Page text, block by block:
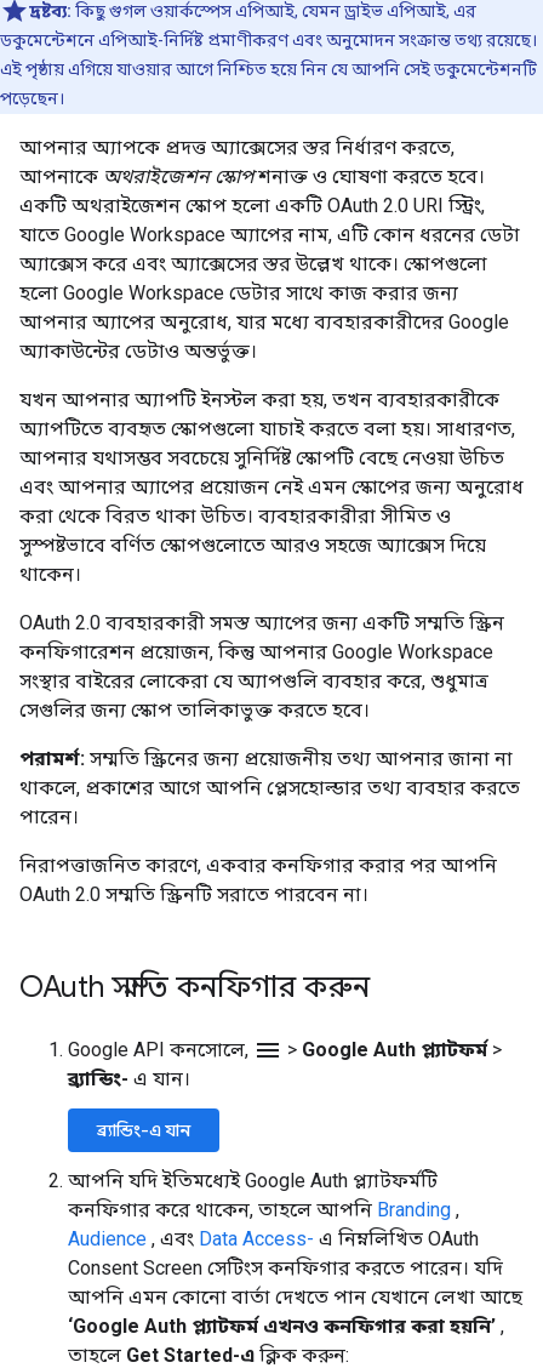
দ্রষ্টব্য: কিছু গুগল ওয়ার্কস্পেস এপিআই, যেমন ড্রাইভ এপিআই, এর
ডকুমেন্টেশনে এপিআই-নির্দিষ্ট প্রমাণীকরণ এবং অনুমোদন সংক্রান্ত তথ্য রয়েছে।
এই পৃষ্ঠায় এগিয়ে যাওয়ার আগে নিশ্চিত হয়ে নিন যে আপনি সেই ডকুমেন্টেশনটি
পড়েছেন।
আপনার অ্যাপকে প্রদত্ত অ্যাক্সেসের স্তর নির্ধারণ করতে,
আপনাকে অথরাইজেশন স্কোপশনাক্ত ও ঘোষণা করতে হবে।
একটি অথরাইজেশন স্কোপ হলো একটি OAuth 2.0 URI স্ট্রিং,
যাতে Google Workspace অ্যাপের নাম, এটি কোন ধরনের ডেটা
অ্যাক্সেস করে এবং অ্যাক্সেসের স্তর উল্লেখ থাকে। স্কোপগুলো
হলো Google Workspace ডেটার সাথে কাজ করার জন্য
আপনার অ্যাপের অনুরোধ, যার মধ্যে ব্যবহারকারীদের Google
অ্যাকাউন্টের ডেটাও অন্তর্ভুক্ত।
যখন আপনার অ্যাপটি ইনস্টল করা হয়, তখন ব্যবহারকারীকে
অ্যাপটিতে ব্যবহৃত স্কোপগুলো যাচাই করতে বলা হয়। সাধারণত,
আপনার যথাসম্ভব সবচেয়ে সুনির্দিষ্ট স্কোপটি বেছে নেওয়া উচিত
এবং আপনার অ্যাপের প্রয়োজন নেই এমন স্কোপের জন্য অনুরোধ
করা থেকে বিরত থাকা উচিত। ব্যবহারকারীরা সীমিত ও
সুস্পষ্টভাবে বর্ণিত স্কোপগুলোতে আরও সহজে অ্যাক্সেস দিয়ে
থাকেন।
OAuth 2.0 ব্যবহারকারী সমস্ত অ্যাপের জন্য একটি সম্মতি স্ক্রিন
কনফিগারেশন প্রয়োজন, কিন্তু আপনার Google Workspace
সংস্থার বাইরের লোকেরা যে অ্যাপগুলি ব্যবহার করে, শুধুমাত্র
সেগুলির জন্য স্কোপ তালিকাভুক্ত করতে হবে।
পরামর্শ: সম্মতি স্ক্রিনের জন্য প্রয়োজনীয় তথ্য আপনার জানা না
থাকলে, প্রকাশের আগে আপনি প্লেসহোল্ডার তথ্য ব্যবহার করতে
পারেন।
নিরাপত্তাজনিত কারণে, একবার কনফিগার করার পর আপনি
OAuth 2.0 সম্মতি স্ক্রিনটি সরাতে পারবেন না।
OAuth সম্মতি কনফিগার করুন
Google API কনসোলে, menu > Google Auth প্ল্যাটফর্ম >
ব্র্যান্ডিং- এ যান।
ব্র্যান্ডিং-এ যান
আপনি যদি ইতিমধ্যেই Google Auth প্ল্যাটফর্মটি
কনফিগার করে থাকেন, তাহলে আপনি Branding ,
Audience , এবং Data Access- এ নিম্নলিখিত OAuth
Consent Screen সেটিংস কনফিগার করতে পারেন। যদি
আপনি এমন কোনো বার্তা দেখতে পান যেখানে লেখা আছে
‘Google Auth প্ল্যাটফর্ম এখনও কনফিগার করা হয়নি’ ,
তাহলে Get Started-এ ক্লিক করুন: